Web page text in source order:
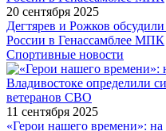
20 сентября 2025
Дегтярев и Рожков
России в Генассамблее МПК
Спортивные новости
11 сентября 2025
«Герои нашего времени»: